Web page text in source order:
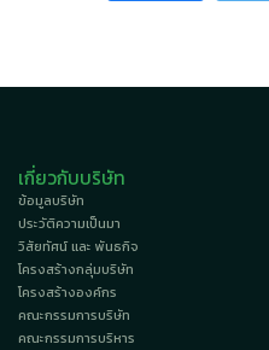
เกี่ยวกับบริษัท
ข้อมูลบริษัท
ประวัติความเป็นมา
วิสัยทัศน์ และ พันธกิจ
โครงสร้างกลุ่มบริษัท
โครงสร้างองค์กร
คณะกรรมการบริษัท
คณะกรรมการบริหาร